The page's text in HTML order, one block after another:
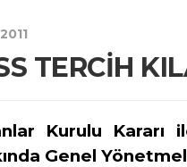
TERCİH
Kurulu Kararı
Genel